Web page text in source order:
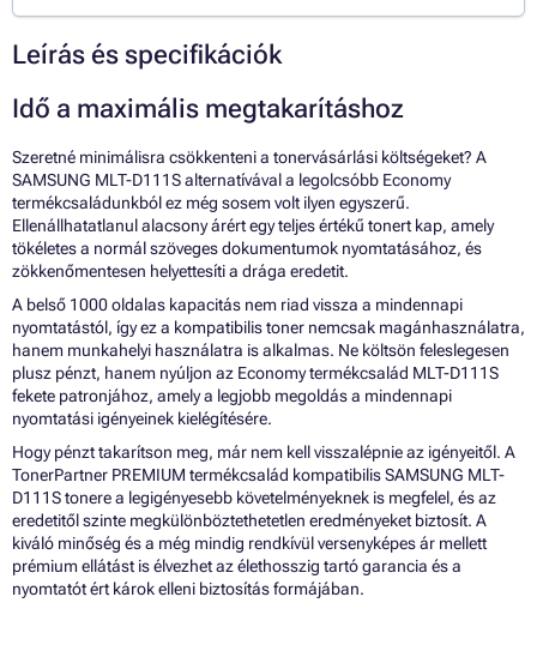
Leírás és specifikációk
Idő a maximális megtakarításhoz
Szeretné minimálisra csökkenteni a tonervásárlási költségeket? A
SAMSUNG MLT-D111S alternatívával a legolcsóbb Economy
termékcsaládunkból ez még sosem volt ilyen egyszerű.
Ellenállhatatlanul alacsony árért egy teljes értékű tonert kap, amely
tökéletes a normál szöveges dokumentumok nyomtatásához, és
zökkenőmentesen helyettesíti a drága eredetit.
A belső 1000 oldalas kapacitás nem riad vissza a mindennapi
nyomtatástól, így ez a kompatibilis toner nemcsak magánhasználatra,
hanem munkahelyi használatra is alkalmas. Ne költsön feleslegesen
plusz pénzt, hanem nyúljon az Economy termékcsalád MLT-D111S
fekete patronjához, amely a legjobb megoldás a mindennapi
nyomtatási igényeinek kielégítésére.
Hogy pénzt takarítson meg, már nem kell visszalépnie az igényeitől. A
TonerPartner PREMIUM termékcsalád kompatibilis SAMSUNG MLT-
D111S tonere a legigényesebb követelményeknek is megfelel, és az
eredetitől szinte megkülönböztethetetlen eredményeket biztosít. A
kiváló minőség és a még mindig rendkívül versenyképes ár mellett
prémium ellátást is élvezhet az élethosszig tartó garancia és a
nyomtatót ért károk elleni biztosítás formájában.